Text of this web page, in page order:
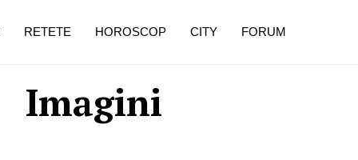
Imagini
RETETE HOROSCOP CITY FORUM
de dureroasă este investigația